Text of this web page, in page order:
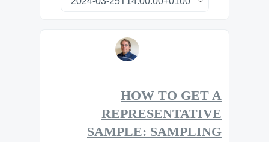
HOW TO GET A
REPRESENTATIVE
SAMPLE: SAMPLING